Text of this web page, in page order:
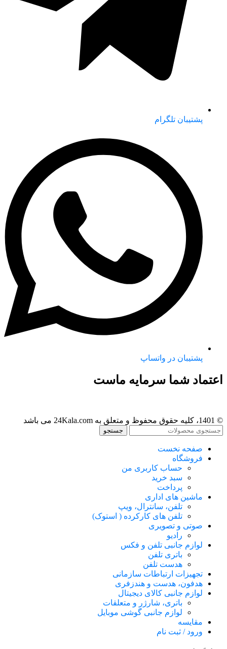
پشتیبان تلگرام
پشتیبان در واتساپ
اعتماد شما سرمایه ماست
© 1401، کلیه حقوق محفوظ و متعلق به 24Kala.com می باشد
جستجو
صفحه نخست
فروشگاه
حساب کاربری من
سبد خرید
پرداخت
ماشین های اداری
تلفن، سانترال، ویپ
تلفن های کارکرده ( استوک)
صوتی و تصویری
رادیو
لوازم جانبی تلفن و فکس
باتری تلفن
هدست تلفن
تجهیزات ارتباطات سازمانی
هدفون، هدست و هندزفری
لوازم جانبی کالای دیجیتال
باتری، شارژر و متعلقات
لوازم جانبی گوشی موبایل
مقایسه
ورود / ثبت نام